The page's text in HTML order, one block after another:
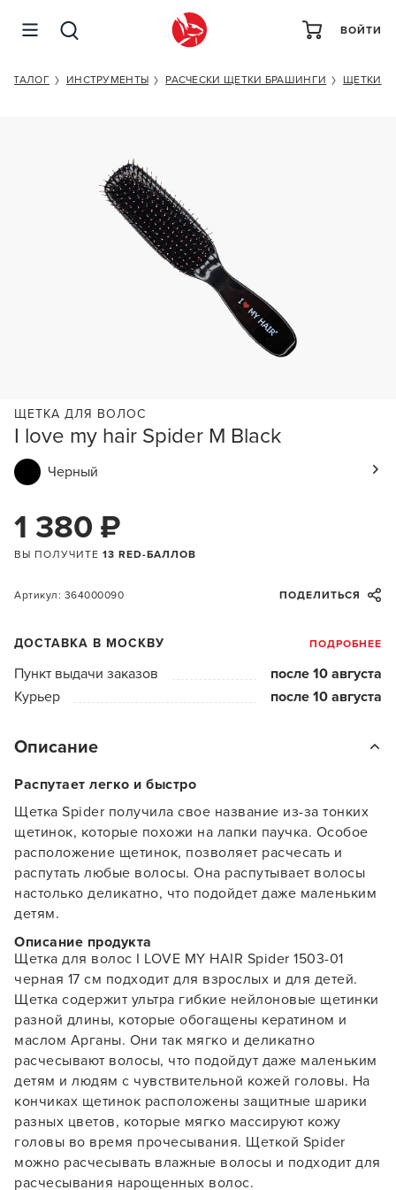
ВОЙТИ
КАТАЛОГ ИНСТРУМЕНТЫ РАСЧЕСКИ ЩЕТКИ БРАШИНГИ ЩЕТКИ
I love my hair Spider M Black
ЩЕТКА ДЛЯ ВОЛОС
Черный
1 380 ₽
ВЫ ПОЛУЧИТЕ 13 RED-БАЛЛОВ
Артикул: 364000090 ПОДЕЛИТЬСЯ
ДОСТАВКА В МОСКВУ ПОДРОБНЕЕ
Пункт выдачи заказов
после 10 августа
Курьер
после 10 августа
Описание
Распутает легко и быстро
Щетка Spider получила свое название из-за тонких
щетинок, которые похожи на лапки паучка. Особое
расположение щетинок, позволяет расчесать и
распутать любые волосы. Она распутывает волосы
настолько деликатно, что подойдет даже маленьким
детям.
Описание продукта
Щетка для волос I LOVE MY HAIR Spider 1503-01
черная 17 см подходит для взрослых и для детей.
Щетка содержит ультра гибкие нейлоновые щетинки
разной длины, которые обогащены кератином и
маслом Арганы. Они так мягко и деликатно
расчесывают волосы, что подойдут даже маленьким
детям и людям с чувствительной кожей головы. На
кончиках щетинок расположены защитные шарики
разных цветов, которые мягко массируют кожу
головы во время прочесывания. Щеткой Spider
можно расчесывать влажные волосы и подходит для
расчесывания нарощенных волос.
I LOVE MY HAIR SPIDER M BLACK